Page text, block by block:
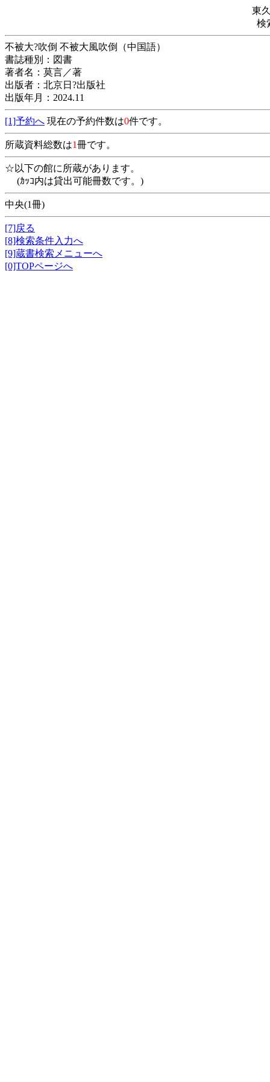
東
検
不被大?吹倒 不被大風吹倒（中国語）
書誌種別：図書
著者名：莫言／著
出版者：北京日?出版社
出版年月：2024.11
[1]予約へ 現在の予約件数は0件です。
所蔵資料総数は1冊です。
☆以下の館に所蔵があります。
(ｶｯｺ内は貸出可能冊数です。)
中央(1冊)
[7]戻る
[8]検索条件入力へ
[9]蔵書検索メニューへ
[0]TOPページへ